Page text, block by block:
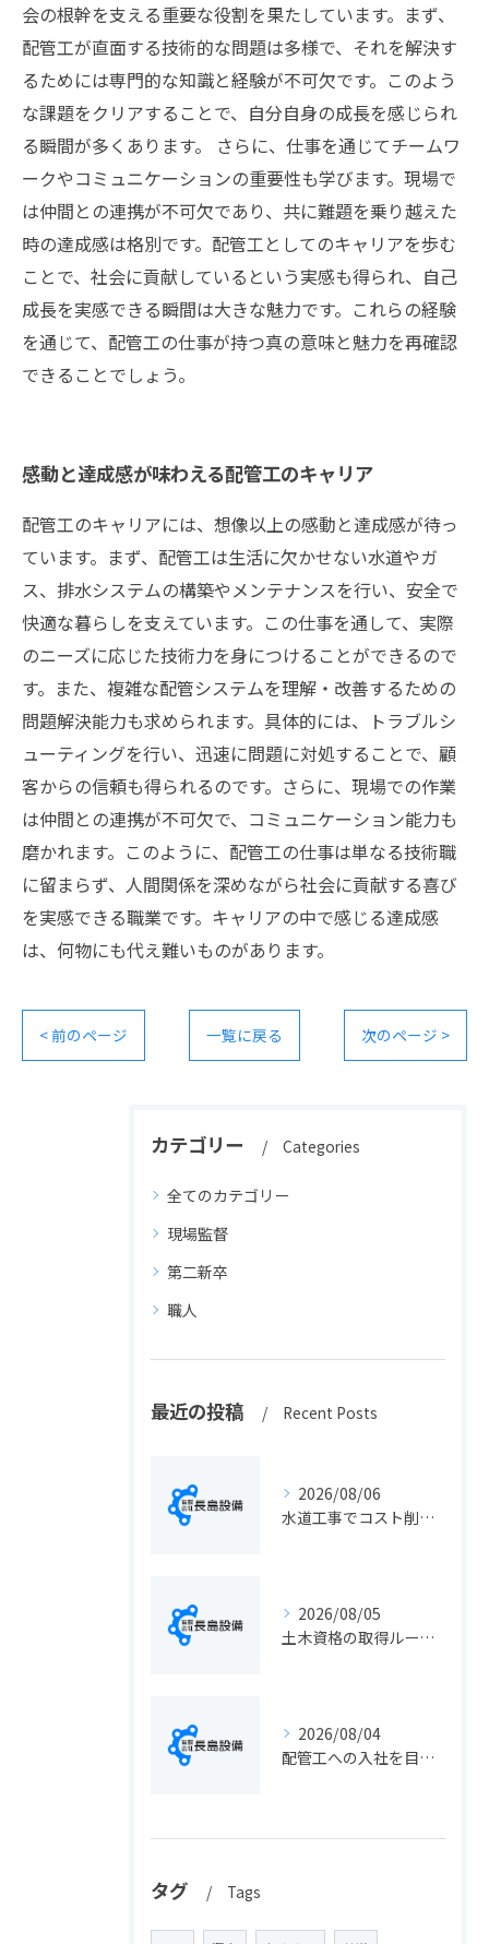
会の根幹を支える重要な役割を果たしています。まず、
配管工が直面する技術的な問題は多様で、それを解決す
るためには専門的な知識と経験が不可欠です。このよう
な課題をクリアすることで、自分自身の成長を感じられ
る瞬間が多くあります。 さらに、仕事を通じてチームワ
ークやコミュニケーションの重要性も学びます。現場で
は仲間との連携が不可欠であり、共に難題を乗り越えた
時の達成感は格別です。配管工としてのキャリアを歩む
ことで、社会に貢献しているという実感も得られ、自己
成長を実感できる瞬間は大きな魅力です。これらの経験
を通じて、配管工の仕事が持つ真の意味と魅力を再確認
できることでしょう。
感動と達成感が味わえる配管工のキャリア
配管工のキャリアには、想像以上の感動と達成感が待っ
ています。まず、配管工は生活に欠かせない水道やガ
ス、排水システムの構築やメンテナンスを行い、安全で
快適な暮らしを支えています。この仕事を通して、実際
のニーズに応じた技術力を身につけることができるので
す。また、複雑な配管システムを理解・改善するための
問題解決能力も求められます。具体的には、トラブルシ
ューティングを行い、迅速に問題に対処することで、顧
客からの信頼も得られるのです。さらに、現場での作業
は仲間との連携が不可欠で、コミュニケーション能力も
磨かれます。このように、配管工の仕事は単なる技術職
に留まらず、人間関係を深めながら社会に貢献する喜び
を実感できる職業です。キャリアの中で感じる達成感
は、何物にも代え難いものがあります。
< 前のページ 一覧に戻る 次のページ >
カテゴリー Categories
全てのカテゴリー
現場監督
第二新卒
職人
最近の投稿 Recent Posts
2026/08/06
水道工事でコスト削減を実現する静岡県静岡市の手続きと費用見直しポイント
2026/08/05
土木資格の取得ルートや静岡県静岡市でのキャリアアップ戦略を現実的に解説
2026/08/04
配管工への入社を目指す方へ静岡県静岡市で仕事選びと成長のステップ徹底ガイド
タグ Tags